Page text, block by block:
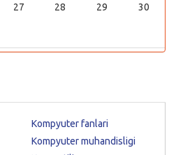
27 28 29 30
Kompyuter fanlari
Kompyuter muhandisligi